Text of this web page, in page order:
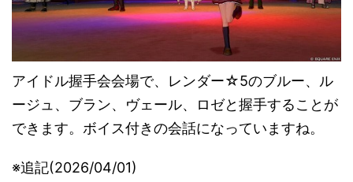
アイドル握手会会場で、レンダー☆5のブルー、ル
ージュ、ブラン、ヴェール、ロゼと握手することが
できます。ボイス付きの会話になっていますね。
※追記(2026/04/01)